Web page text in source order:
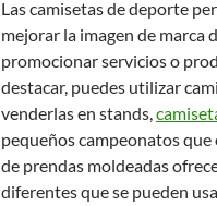
Las camisetas de deporte
mejorar la imagen de marca
promocionar servicios o
destacar, puedes utilizar
venderlas en stands,
pequeños campeonatos
de prendas moldeadas
diferentes que se pueden